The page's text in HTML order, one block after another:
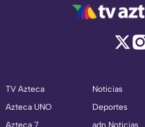
TV Azteca
Azteca UNO
Noticias
Deportes